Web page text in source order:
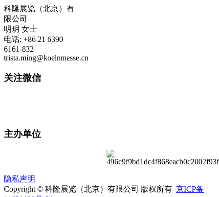
科隆展览（北京）有
限公司
明玥 女士
电话: +86 21 6390
6161-832
trista.ming@koelnmesse.cn
关注微信
主办单位
隐私声明
Copyright © 科隆展览（北京）有限公司 版权所有 京ICP备